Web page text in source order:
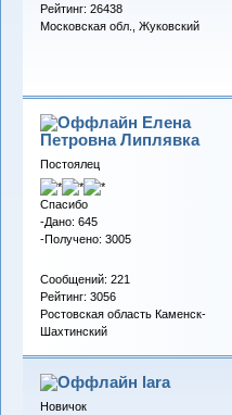
Рейтинг: 26438
Московская обл., Жуковский
Елена
Петровна Липлявка
Постоялец
Спасибо
-Дано: 645
-Получено: 3005
Сообщений: 221
Рейтинг: 3056
Ростовская область Каменск-
Шахтинский
lara
Новичок